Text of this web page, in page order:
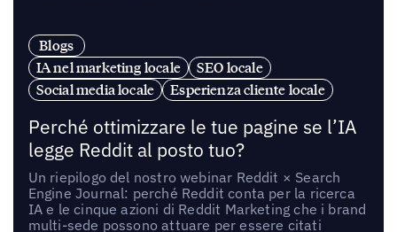
Blogs
IA nel marketing locale
SEO locale
Social media locale
Esperienza cliente locale
Perché ottimizzare le tue pagine se l’IA
legge Reddit al posto tuo?
Un riepilogo del nostro webinar Reddit × Search
Engine Journal: perché Reddit conta per la ricerca
IA e le cinque azioni di Reddit Marketing che i brand
multi-sede possono attuare per essere citati